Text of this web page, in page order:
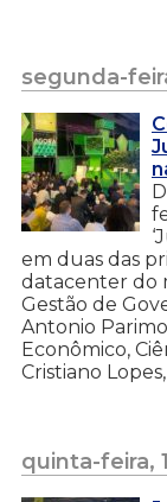
segunda-
em duas das
datacenter do
Gestão de
Antonio
Econômico,
Cristiano
quinta-feira,